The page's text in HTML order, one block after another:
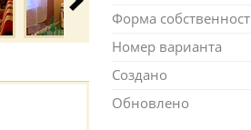
Форма
Номер варианта
Создано
Обновлено